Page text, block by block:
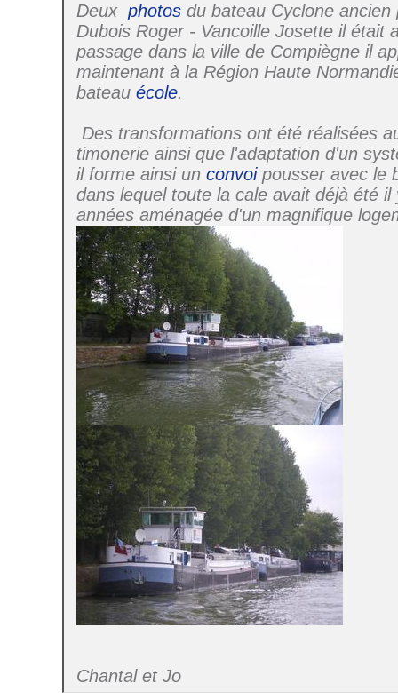
Deux photos du bateau Cyclone ancien
Dubois Roger - Vancoille Josette il était
passage dans la ville de Compiègne il
maintenant à la Région Haute
bateau école.
Des transformations ont été réalisées
timonerie ainsi que l'adaptation d'un
il forme ainsi un convoipousser avec le
dans lequel toute la cale avait déjà été il
années aménagée d'un magnifique
Chantal et Jo